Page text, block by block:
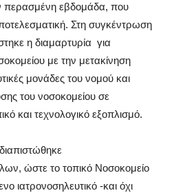
περασμένη εβδομάδα, που
Στη συγκέντρωση
η διαμαρτυρία για
με την μετακίνηση
μονάδες του νομού και
του νοσοκομείου σε
και τεχνολογικό εξοπλισμό.
ώστε το τοπικό Νοσοκομείο
ιατρονοσηλευτικό -και όχι